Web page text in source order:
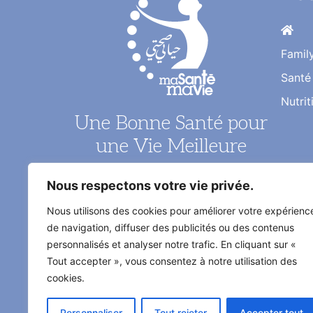
Nous respectons votre vie privée.
Nous utilisons des cookies pour améliorer votre
de navigation, diffuser des publicités ou des contenus
personnalisés et analyser notre trafic. En cliquant sur «
Tout accepter », vous consentez à notre utilisation des
cookies.
Une Bonne Santé pour
une Vie Meilleure
Le magazine santé au quotidien de
les médecins et les experts
spécialisés
Tout droit réservé ma